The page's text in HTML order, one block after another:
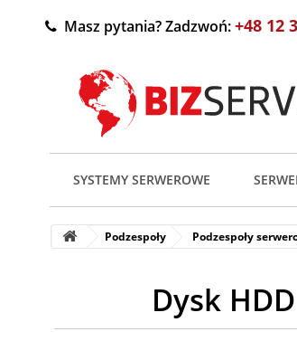
Masz pytania? Zadzwoń:+48 12
SYSTEMY SERWEROWE
Podzespoły Podzespoły
Dysk